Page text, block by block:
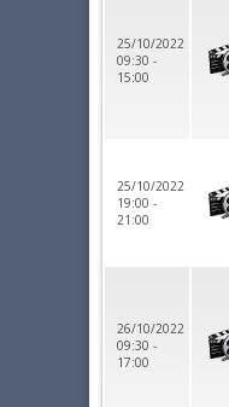
25/10/2022
09:30 -
15:00
25/10/2022
19:00 -
21:00
26/10/2022
09:30 -
17:00